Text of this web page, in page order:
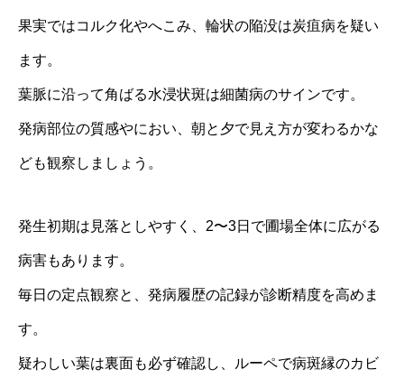
果実ではコルク化やへこみ、輪状の陥没は炭疽病を疑い
ます。
葉脈に沿って角ばる水浸状斑は細菌病のサインです。
発病部位の質感やにおい、朝と夕で見え方が変わるかな
ども観察しましょう。
発生初期は見落としやすく、2〜3日で圃場全体に広がる
病害もあります。
毎日の定点観察と、発病履歴の記録が診断精度を高めま
す。
疑わしい葉は裏面も必ず確認し、ルーペで病斑縁のカビ